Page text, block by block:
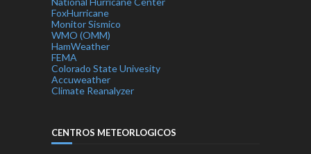
FoxHurricane
Monitor Sismico
WMO (OMM)
HamWeather
FEMA
Colorado State Univesity
Accuweather
Climate Reanalyzer
CENTROS METEORLOGICOS